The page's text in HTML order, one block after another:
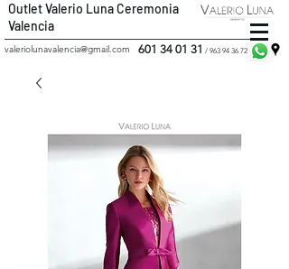
Outlet Valerio Luna Ceremonia
Valencia
601 34 01 31 / 963 94 36 72
valeriolunavalencia@gmail.com